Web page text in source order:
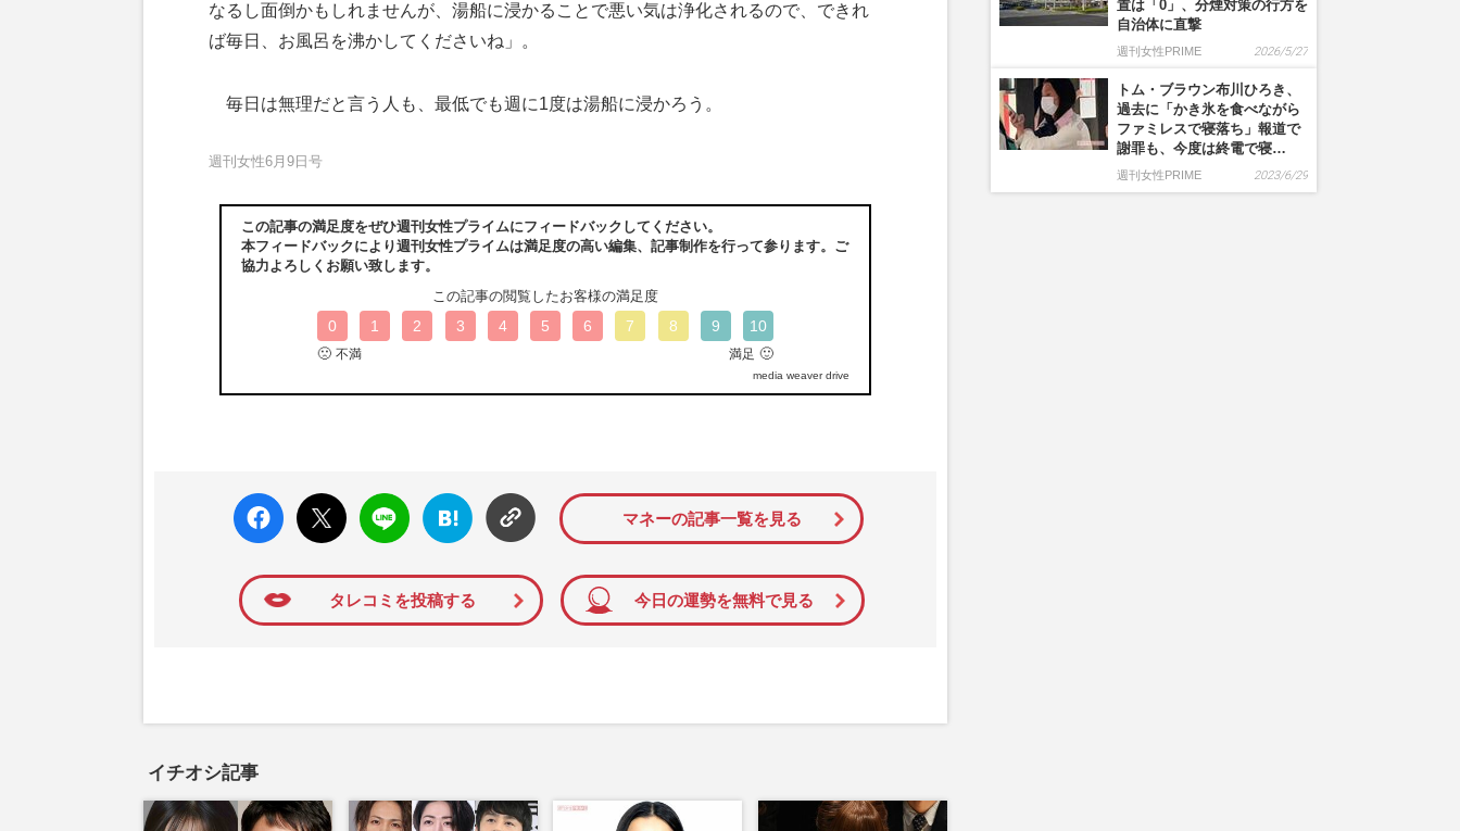
なるし面倒かもしれませんが、湯船に浸かることで悪い気は浄化されるので、できれ
ば毎日、お風呂を沸かしてくださいね」。
毎日は無理だと言う人も、最低でも週に1度は湯船に浸かろう。
週刊女性6月9日号
この記事の満足度をぜひ週刊女性プライムにフィードバックしてください。
本フィードバックにより週刊女性プライムは満足度の高い編集、記事制作を行って参ります。ご
協力よろしくお願い致します。
この記事の閲覧したお客様の満足度
0 1 2 3 4 5 6 7 8 9 10
🙁 不満 満足 🙂
media weaver drive
faceboo
k いい
ね
X ポス
ト
LINE
はてな
ブック
マーク
マネーの記事一覧を見る
タレコミを投稿する 今日の運勢を無料で見る
イチオシ記事
置は「0」、分煙対策の行方を
自治体に直撃
週刊女性PRIME 2026/5/27
トム・ブラウン布川ひろき、
過去に「かき氷を食べながら
ファミレスで寝落ち」報道で
謝罪も、今度は終電で寝…
週刊女性PRIME 2023/6/29